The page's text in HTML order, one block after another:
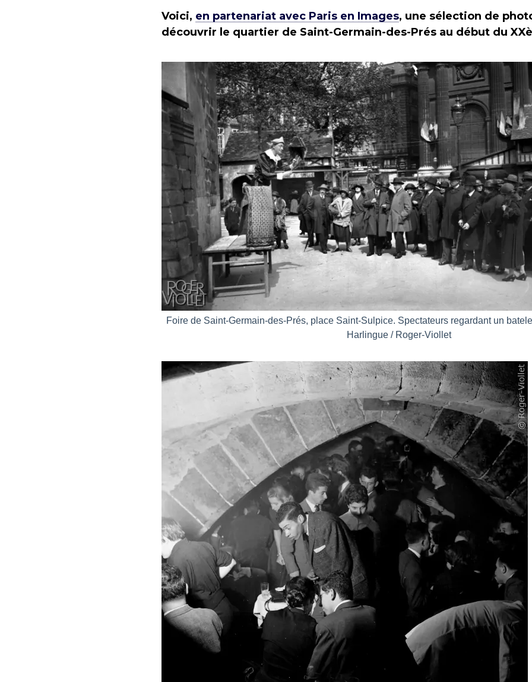
Voici, en partenariat avec Paris en Images, une sélection de
découvrir le quartier de Saint-Germain-des-Prés au début du
Foire de Saint-Germain-des-Prés, place Saint-Sulpice. Spectateurs regardant un
Harlingue / Roger-Viollet